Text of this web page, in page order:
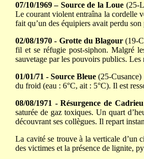
07/10/1969 – Source de la Loue (25-
Le courant violent entraîna la cordelle
fait qu’un des équipiers avait perdu
02/08/1970 - Grotte du Blagour (19-
fil et se réfugie post-siphon. Malgré
sauvetage par les pouvoirs publics.
01/01/71 - Source Bleue (25-Cusance)
du froid (eau : 6°C, ait : 5°C). Il est
08/08/1971 - Résurgence de Cadrieu
saturée de gaz toxiques. Un quart
découvrant ses collègues. Il repart
La cavité se trouve à la verticale d’un
des victimes et la présence de lignite,